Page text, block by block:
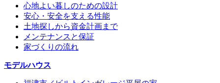
心地よい暮しのための設計
安心・安全を支える性能
土地探しから資金計画まで
メンテナンスと保証
家づくりの流れ
モデルハウス